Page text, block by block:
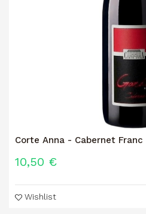
Corte Anna - Cabernet Franc
10,50 €
Wishlist